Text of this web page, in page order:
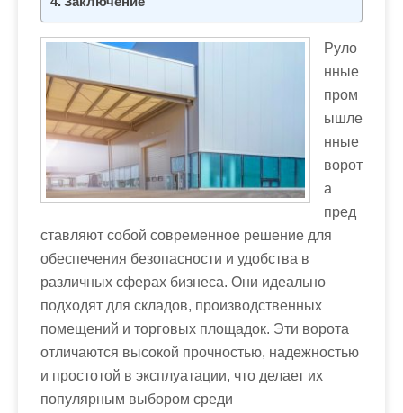
Руло
нные
пром
ышле
нные
ворот
а
пред
ставляют собой современное решение для
обеспечения безопасности и удобства в
различных сферах бизнеса. Они идеально
подходят для складов, производственных
помещений и торговых площадок. Эти ворота
отличаются высокой прочностью, надежностью
и простотой в эксплуатации, что делает их
популярным выбором среди